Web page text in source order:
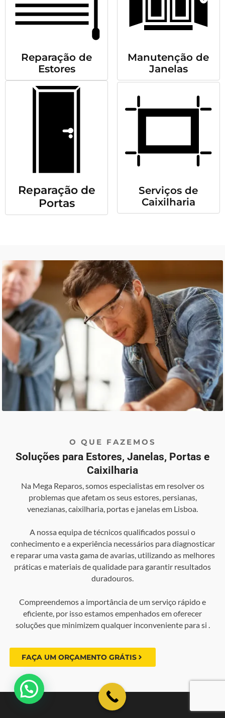
Reparação de
Estores
Manutenção de
Janelas
Reparação de
Portas
Serviços de
Caixilharia
O QUE FAZEMOS
Soluções para Estores, Janelas, Portas e
Caixilharia
Na Mega Reparos, somos especialistas em resolver os
problemas que afetam os seus estores, persianas,
venezianas, caixilharia, portas e janelas em Lisboa.
A nossa equipa de técnicos qualificados possui o
conhecimento e a experiência necessários para diagnosticar
e reparar uma vasta gama de avarias, utilizando as melhores
práticas e materiais de qualidade para garantir resultados
duradouros.
Compreendemos a importância de um serviço rápido e
eficiente, por isso estamos empenhados em oferecer
soluções que minimizem qualquer inconveniente para si .
FAÇA UM ORÇAMENTO GRÁTIS
💬 Como podemos ajudar?